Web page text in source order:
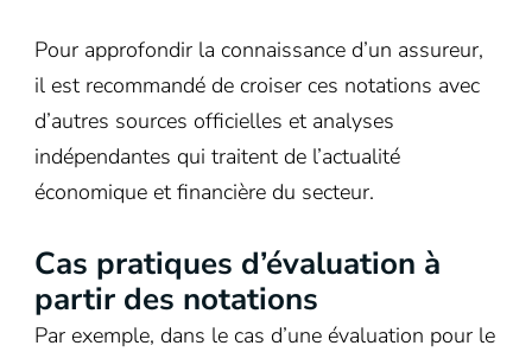
Pour approfondir la connaissance d’un assureur,
il est recommandé de croiser ces notations avec
d’autres sources officielles et analyses
indépendantes qui traitent de l’actualité
économique et financière du secteur.
Cas pratiques d’évaluation à
partir des notations
Par exemple, dans le cas d’une évaluation pour le